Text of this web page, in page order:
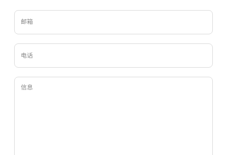
电
（必
电
（必
Untitled
（必
填）